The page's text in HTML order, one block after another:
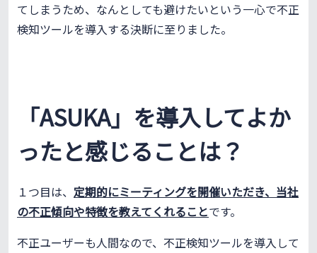
てしまうため、なんとしても避けたいという一心で不正
検知ツールを導入する決断に至りました。
「ASUKA」を導入してよか
ったと感じることは？
１つ目は、 定期的にミーティングを開催いただき、当社
の不正傾向や特徴を教えてくれることです。
不正ユーザーも人間なので、不正検知ツールを導入して